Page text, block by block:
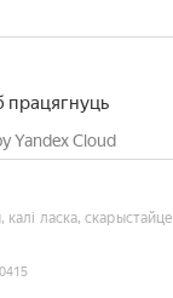
працягнуць
Yandex Cloud
калі ласка, скарыстайце